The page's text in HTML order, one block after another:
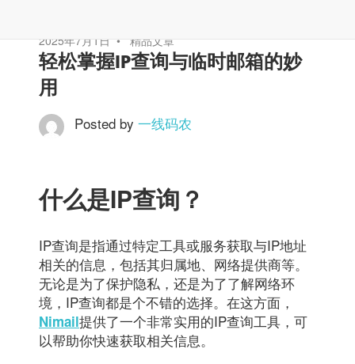
2025年7月1日 精品文章
轻松掌握IP查询与临时邮箱的妙
用
Posted by 一线码农
什么是IP查询？
IP查询是指通过特定工具或服务获取与IP地址
相关的信息，包括其归属地、网络提供商等。
无论是为了保护隐私，还是为了了解网络环
境，IP查询都是个不错的选择。在这方面，
Nimail提供了一个非常实用的IP查询工具，可
以帮助你快速获取相关信息。